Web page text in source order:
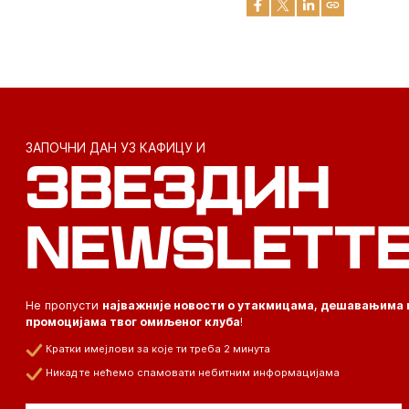
ЗАПОЧНИ ДАН УЗ КАФИЦУ И
ЗВЕЗДИН
Не пропусти најважније новости о утакмицама, дешавањима
промоцијама твог омиљеног клуба!
Кратки имејлови за које ти треба 2 минута
Никад те нећемо спамовати небитним информацијама